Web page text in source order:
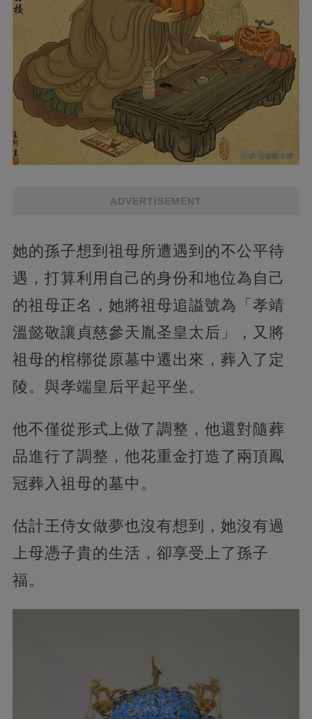
ADVERTISEMENT
她的孫子想到祖母所遭遇到的不公平待
遇，打算利用自己的身份和地位為自己
的祖母正名，她將祖母追謚號為「孝靖
溫懿敬讓貞慈參天胤圣皇太后」，又將
祖母的棺槨從原墓中遷出來，葬入了定
陵。與孝端皇后平起平坐。
他不僅從形式上做了調整，他還對隨葬
品進行了調整，他花重金打造了兩頂鳳
冠葬入祖母的墓中。
估計王侍女做夢也沒有想到，她沒有過
上母憑子貴的生活，卻享受上了孫子
福。